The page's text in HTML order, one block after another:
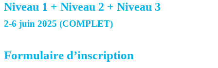
Niveau 1 + Niveau 2 + Niveau 3
2-6 juin 2025 (COMPLET)
Formulaire d’inscription